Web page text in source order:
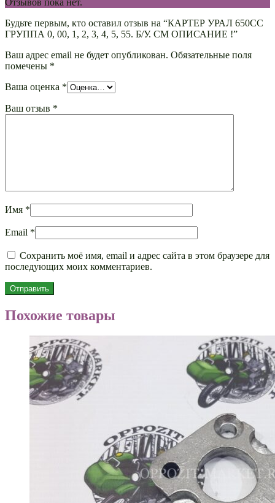
Будьте первым, кто оставил отзыв на “КАРТЕР УРАЛ 650СС
ГРУППА 0, 00, 1, 2, 3, 4, 5, 55. Б/У. СМ ОПИСАНИЕ !”
Ваш адрес email не будет опубликован. Обязательные поля
помечены *
Ваша оценка *
Ваш отзыв *
Имя *
Email *
Сохранить моё имя, email и адрес сайта в этом браузере для
последующих моих комментариев.
Похожие товары